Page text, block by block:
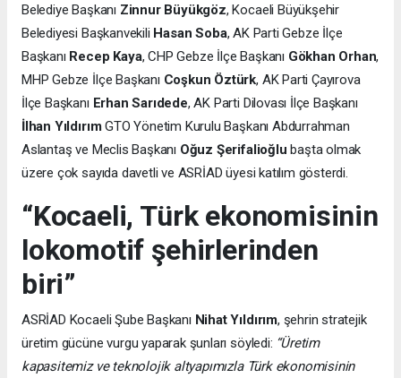
Belediye Başkanı Zinnur Büyükgöz, Kocaeli Büyükşehir
Belediyesi Başkanvekili Hasan Soba, AK Parti Gebze İlçe
Başkanı Recep Kaya, CHP Gebze İlçe Başkanı Gökhan Orhan,
MHP Gebze İlçe Başkanı Coşkun Öztürk, AK Parti Çayırova
İlçe Başkanı Erhan Sarıdede, AK Parti Dilovası İlçe Başkanı
İlhan YıldırımGTO Yönetim Kurulu Başkanı Abdurrahman
Aslantaş ve Meclis Başkanı Oğuz Şerifalioğlu başta olmak
üzere çok sayıda davetli ve ASRİAD üyesi katılım gösterdi.
“Kocaeli, Türk ekonomisinin
lokomotif şehirlerinden
biri”
ASRİAD Kocaeli Şube Başkanı Nihat Yıldırım, şehrin stratejik
üretim gücüne vurgu yaparak şunları söyledi: “Üretim
kapasitemiz ve teknolojik altyapımızla Türk ekonomisinin